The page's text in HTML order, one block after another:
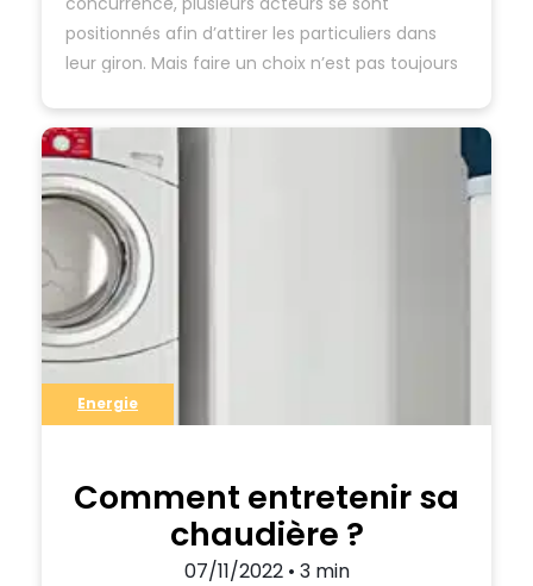
positionnés afin d’attirer les particuliers dans
leur giron. Mais faire un choix n’est pas toujours
le bon choix pour opter pour un nouveau
fournisseur d’énergie ? Est-il nécessaire…
Comment entretenir sa
chaudière ?
Energie
07/11/2022 • 3 min